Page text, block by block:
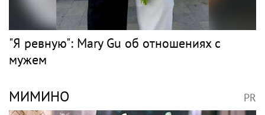
"Я ревную": Mary Gu об отношениях с
мужем
МИМИНО PR